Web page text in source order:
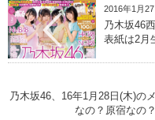
2016年1月27
乃木坂46
表紙は2月
乃木坂46、16年1月28日(木)の
なの？原宿なの